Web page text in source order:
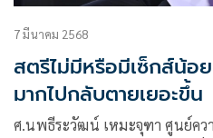
7 มีนาคม 2568
สตรีไม่มีหรือมีเซ็กส์น้อ
มากไปกลับตายเยอะขึ้น
ศ.นพธีระวัฒน์ เหมะจุฑา ศูนย์คว